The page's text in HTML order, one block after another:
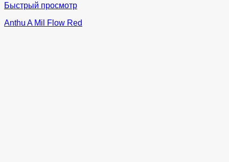
Быстрый просмотр
Anthu A Mil Flow Red